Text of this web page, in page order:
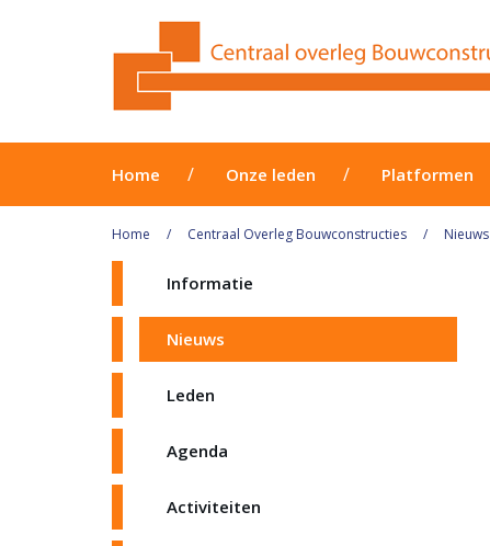
Home Onze leden Platformen
Home Centraal Overleg Bouwconstructies Nieuws
Informatie
Nieuws
Leden
Agenda
Activiteiten